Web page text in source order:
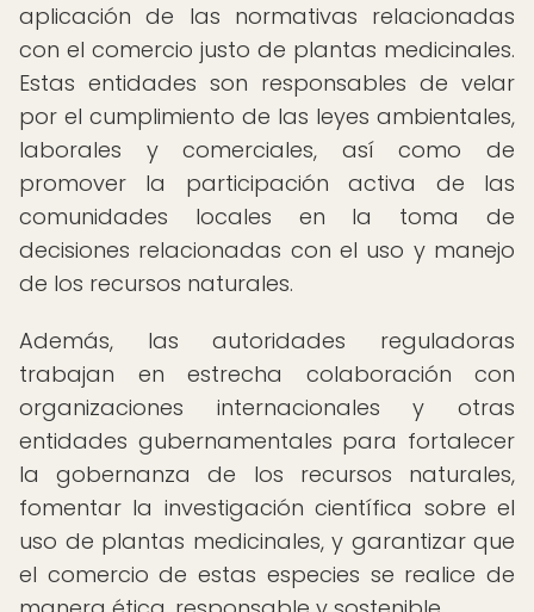
aplicación de las normativas relacionadas
con el comercio justo de plantas medicinales.
Estas entidades son responsables de velar
por el cumplimiento de las leyes ambientales,
laborales y comerciales, así como de
promover la participación activa de las
comunidades locales en la toma de
decisiones relacionadas con el uso y manejo
de los recursos naturales.
Además, las autoridades reguladoras
trabajan en estrecha colaboración con
organizaciones internacionales y otras
entidades gubernamentales para fortalecer
la gobernanza de los recursos naturales,
fomentar la investigación científica sobre el
uso de plantas medicinales, y garantizar que
el comercio de estas especies se realice de